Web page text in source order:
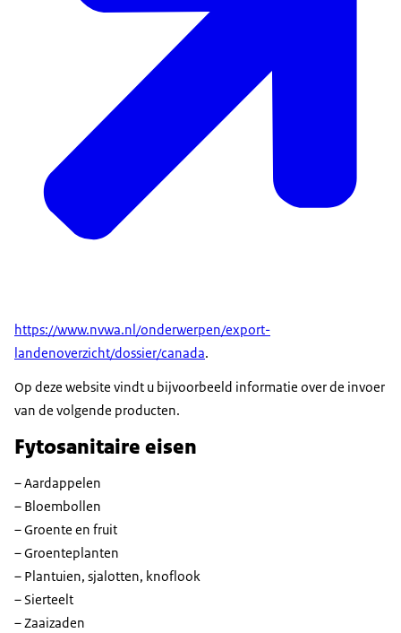
https://www.nvwa.nl/onderwerpen/export-
landenoverzicht/dossier/canada.
Op deze website vindt u bijvoorbeeld informatie over de invoer
van de volgende producten.
Fytosanitaire eisen
– Aardappelen
– Bloembollen
– Groente en fruit
– Groenteplanten
– Plantuien, sjalotten, knoflook
– Sierteelt
– Zaaizaden